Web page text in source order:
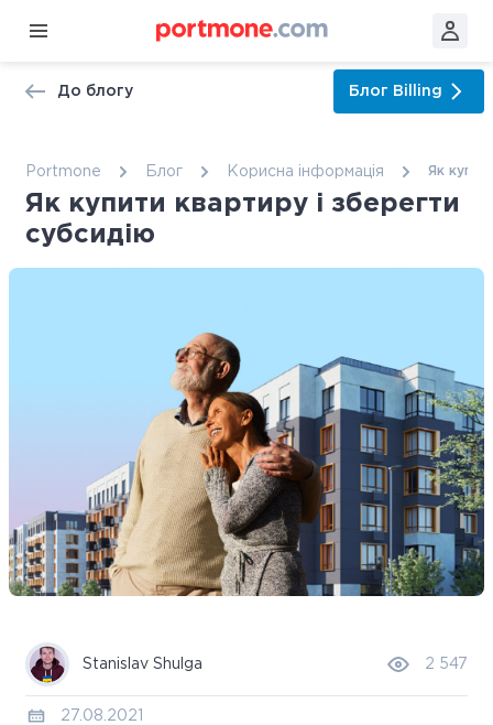
До блогу Блог Billing
Portmone Блог Корисна інформація Як
Як купити квартиру і зберегти
субсидію
Stanislav Shulga 2 547
27.08.2021